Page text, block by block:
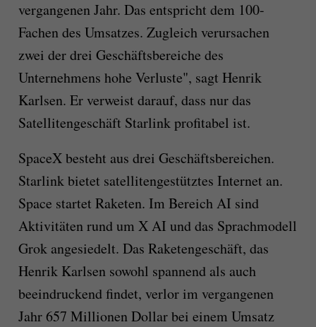
vergangenen Jahr. Das entspricht dem 100-
Fachen des Umsatzes. Zugleich verursachen
zwei der drei Geschäftsbereiche des
Unternehmens hohe Verluste", sagt Henrik
Karlsen. Er verweist darauf, dass nur das
Satellitengeschäft Starlink profitabel ist.
SpaceX besteht aus drei Geschäftsbereichen.
Starlink bietet satellitengestütztes Internet an.
Space startet Raketen. Im Bereich AI sind
Aktivitäten rund um X AI und das Sprachmodell
Grok angesiedelt. Das Raketengeschäft, das
Henrik Karlsen sowohl spannend als auch
beeindruckend findet, verlor im vergangenen
Jahr 657 Millionen Dollar bei einem Umsatz